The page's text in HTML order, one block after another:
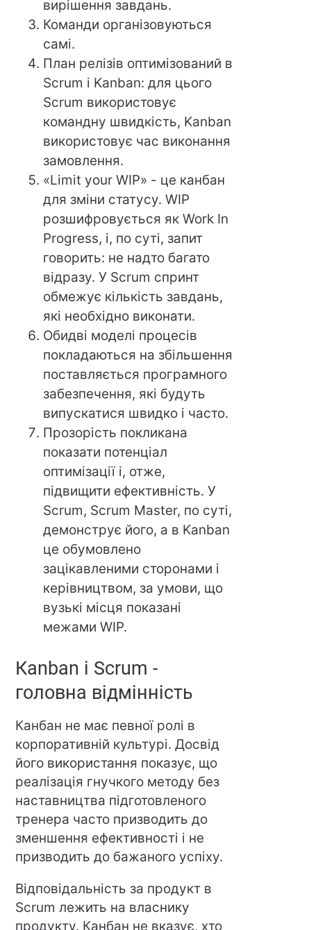
вирішення завдань.
Команди організовуються
самі.
План релізів оптимізований в
Scrum і Kanban: для цього
Scrum використовує
командну швидкість, Kanban
використовує час виконання
замовлення.
«Limit your WIP» - це канбан
для зміни статусу. WIP
розшифровується як Work In
Progress, і, по суті, запит
говорить: не надто багато
відразу. У Scrum спринт
обмежує кількість завдань,
які необхідно виконати.
Обидві моделі процесів
покладаються на збільшення
поставляється програмного
забезпечення, які будуть
випускатися швидко і часто.
Прозорість покликана
показати потенціал
оптимізації і, отже,
підвищити ефективність. У
Scrum, Scrum Master, по суті,
демонструє його, а в Kanban
це обумовлено
зацікавленими сторонами і
керівництвом, за умови, що
вузькі місця показані
межами WIP.
Кanban і Scrum -
головна відмінність
Канбан не має певної ролі в
корпоративній культурі. Досвід
його використання показує, що
реалізація гнучкого методу без
наставництва підготовленого
тренера часто призводить до
зменшення ефективності і не
призводить до бажаного успіху.
Відповідальність за продукт в
Scrum лежить на власнику
продукту. Канбан не вказує, хто